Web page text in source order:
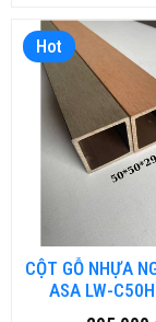
Hot
CỘT GỖ NHỰA
ASA LW-